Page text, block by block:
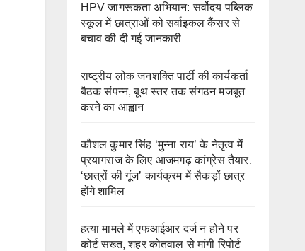
HPV जागरूकता अभियान: सर्वोदय पब्लिक
स्कूल में छात्राओं को सर्वाइकल कैंसर से
बचाव की दी गई जानकारी
राष्ट्रीय लोक जनशक्ति पार्टी की कार्यकर्ता
बैठक संपन्न, बूथ स्तर तक संगठन मजबूत
करने का आह्वान
कौशल कुमार सिंह ‘मुन्ना राय’ के नेतृत्व में
प्रयागराज के लिए आजमगढ़ कांग्रेस तैयार,
‘छात्रों की गूंज’ कार्यक्रम में सैकड़ों छात्र
होंगे शामिल
हत्या मामले में एफआईआर दर्ज न होने पर
कोर्ट सख्त, शहर कोतवाल से मांगी रिपोर्ट